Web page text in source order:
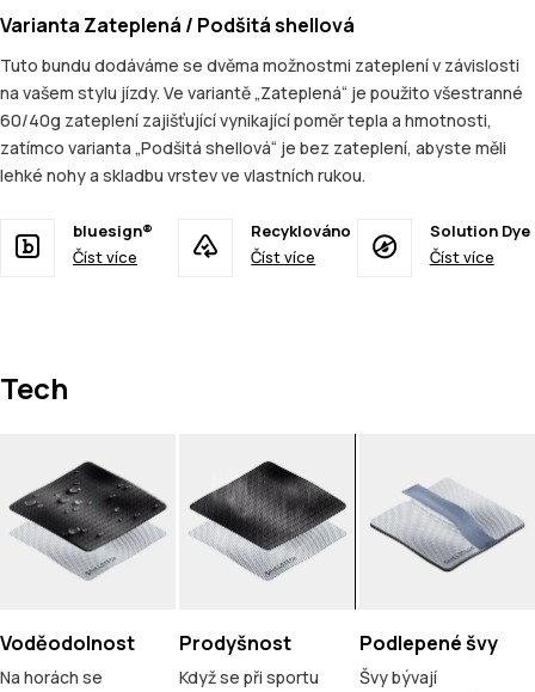
Varianta Zateplená / Podšitá shellová
Tuto bundu dodáváme se dvěma možnostmi zateplení v závislosti
na vašem stylu jízdy. Ve variantě „Zateplená“ je použito všestranné
60/40g zateplení zajišťující vynikající poměr tepla a hmotnosti,
zatímco varianta „Podšitá shellová“ je bez zateplení, abyste měli
lehké nohy a skladbu vrstev ve vlastních rukou.
bluesign®
Číst více
Recyklováno
Číst více
Solution Dye
Číst více
Tech
Voděodolnost
Na horách se
Prodyšnost
Když se při sportu
Podlepené švy
Švy bývají